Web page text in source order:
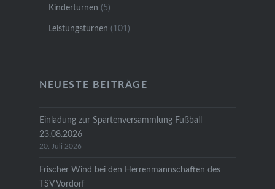
Kinderturnen (5)
Leistungsturnen (101)
NEUESTE BEITRÄGE
Einladung zur Spartenversammlung Fußball
23.08.2026
20. Juli 2026
Frischer Wind bei den Herrenmannschaften des
TSV Vordorf